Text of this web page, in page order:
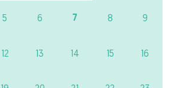
5 6 7 8 9
12 13 14 15 16